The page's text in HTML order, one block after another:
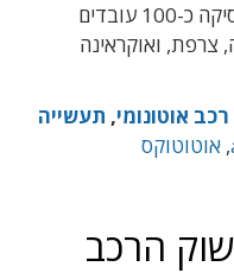
כ-120 מיליון דולר. כיום החברה מעסיקה כ-100 עובדים
צרפת, ואוקראינה
רכב אוטונומי, תעשייה
, אוטוטוקס
הרכב